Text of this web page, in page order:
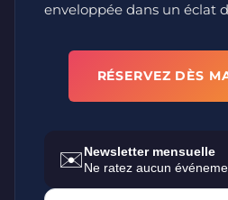
enveloppée dans un éclat
RÉSERVEZ DÈS
✉️Newsletter mensuelle
Ne ratez aucun